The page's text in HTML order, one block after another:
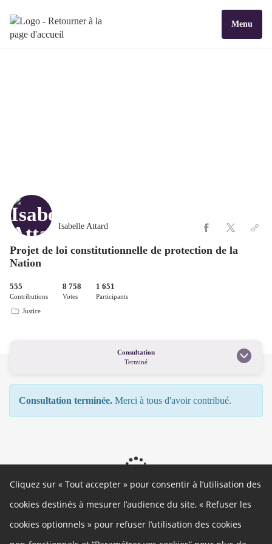
Menu
Isabelle Attard
Projet de loi constitutionnelle de protection de la
Nation
555
Contributions
8 758
Votes
1 651
Participants
Justice
Consultation
Terminé
Consultation terminée. Merci à tous d'avoir contribué.
Cliquez sur « Tout accepter » pour consentir à l’utilisation des
cookies destinés à mesurer l’audience du site, « Refuser les
cookies optionnels » pour refuser l’utilisation des cookies